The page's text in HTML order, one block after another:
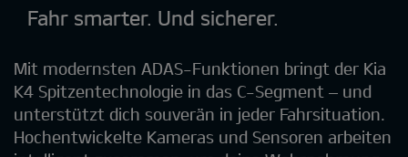
Fahr smarter. Und sicherer.
Mit modernsten ADAS-Funktionen bringt der Kia
K4 Spitzentechnologie in das C-Segment – und
unterstützt dich souverän in jeder Fahrsituation.
Hochentwickelte Kameras und Sensoren arbeiten